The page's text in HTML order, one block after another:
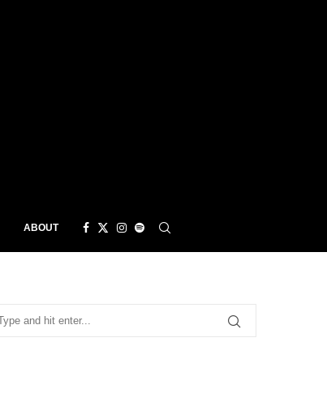
ABOUT